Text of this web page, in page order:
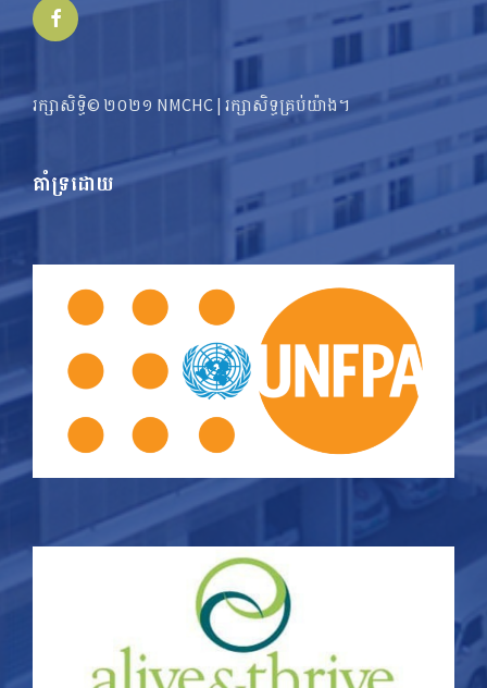
Facebook
រក្សាសិទ្ធិ© ២០២១ NMCHC | រក្សា​​សិទ្ធ​គ្រប់យ៉ាង។
គាំទ្រដោយ